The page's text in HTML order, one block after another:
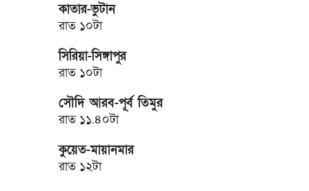
কাতার-ভুটান
রাত ১০টা
সিরিয়া-সিঙ্গাপুর
রাত ১০টা
সৌদি আরব-পূর্ব তিমুর
রাত ১১.৪০টা
কুয়েত-মায়ানমার
রাত ১২টা